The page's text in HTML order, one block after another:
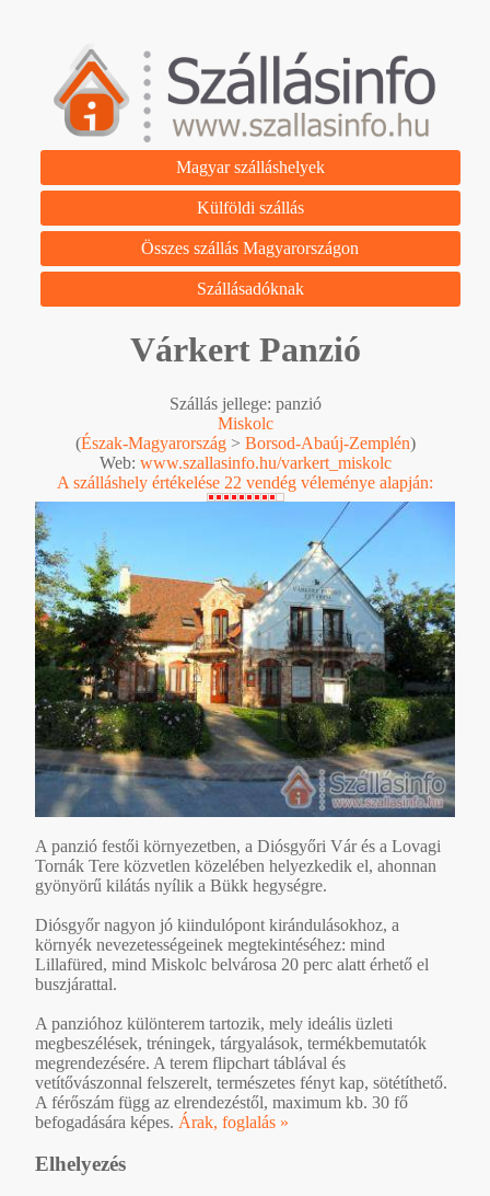
Magyar szálláshelyek
Külföldi szállás
Összes szállás Magyarországon
Szállásadóknak
Várkert Panzió
Szállás jellege: panzió
Miskolc
(Észak-Magyarország> Borsod-Abaúj-Zemplén)
Web: www.szallasinfo.hu/varkert_miskolc
A szálláshely értékelése 22 vendég véleménye alapján:
A panzió festői környezetben, a Diósgyőri Vár és a Lovagi
Tornák Tere közvetlen közelében helyezkedik el, ahonnan
gyönyörű kilátás nyílik a Bükk hegységre.
Diósgyőr nagyon jó kiindulópont kirándulásokhoz, a
környék nevezetességeinek megtekintéséhez: mind
Lillafüred, mind Miskolc belvárosa 20 perc alatt érhető el
buszjárattal.
A panzióhoz különterem tartozik, mely ideális üzleti
megbeszélések, tréningek, tárgyalások, termékbemutatók
megrendezésére. A terem flipchart táblával és
vetítővászonnal felszerelt, természetes fényt kap, sötétíthető.
A férőszám függ az elrendezéstől, maximum kb. 30 fő
befogadására képes. Árak, foglalás »
Elhelyezés